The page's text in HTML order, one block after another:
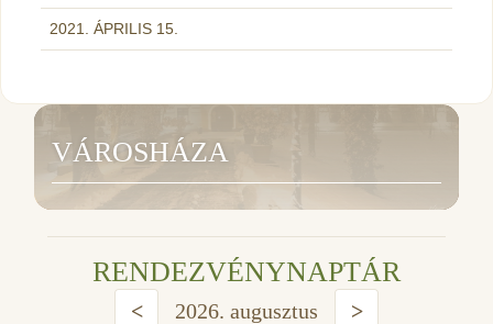
2021. ÁPRILIS 15.
VÁROSHÁZA
RENDEZVÉNYNAPTÁR
< 2026. augusztus >